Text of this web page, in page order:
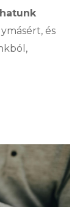
és